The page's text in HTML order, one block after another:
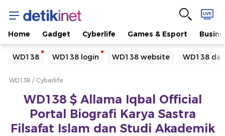
Home Gadget Cyberlife Games & Esport
WD138 WD138 login WD138 website WD138
Yang sedang ramai dicari
Loading...
Loading...
WD138 Cyberlife
WD138 $ Allama Iqbal Official
Portal Biografi Karya Sastra
Filsafat Islam dan Studi Akademik